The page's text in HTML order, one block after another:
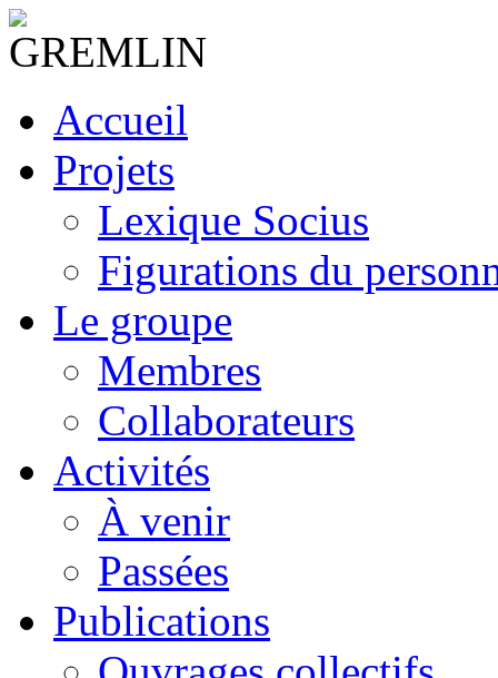
Accueil
Projets
Lexique Socius
Figurations du
Le groupe
Membres
Collaborateurs
Activités
À venir
Passées
Publications